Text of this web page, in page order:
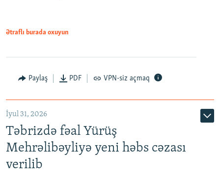
Ətraflı burada oxuyun
Paylaş PDF VPN-siz açmaq
İyul 31, 2026
Təbrizdə fəal Yürüş
Mehrəlibəyliyə yeni həbs cəzası
verilib